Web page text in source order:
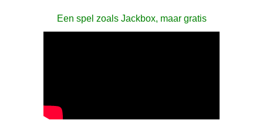
Een spel zoals Jackbox, maar gratis